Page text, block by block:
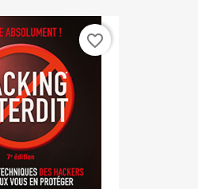
favorite_border